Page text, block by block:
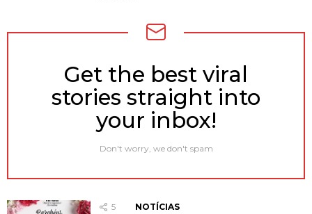
NEWSLETTER
Get the best viral
stories straight into
your inbox!
Don't worry, we don't spam
5 NOTÍCIAS